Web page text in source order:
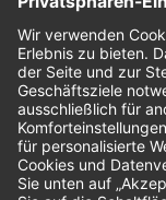
Bewertungen